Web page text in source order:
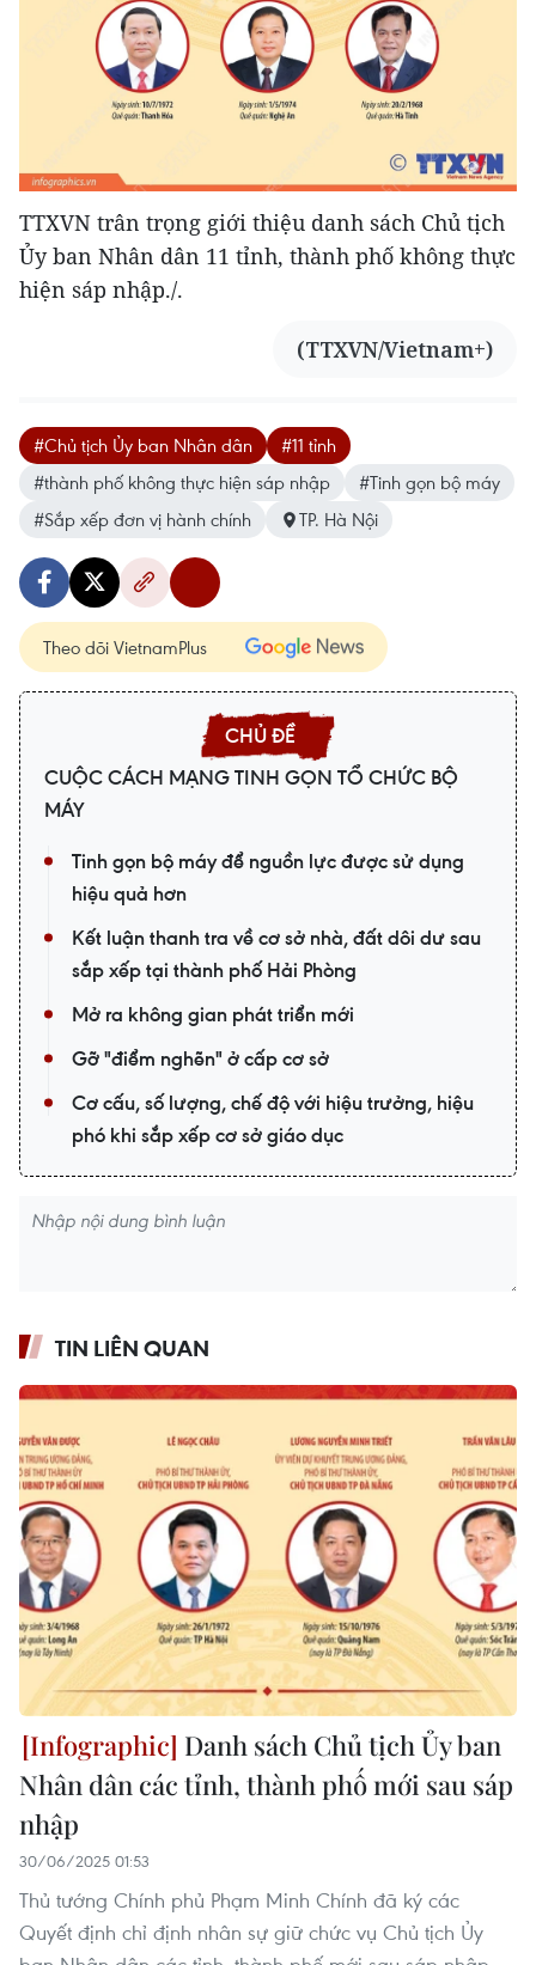
TTXVN trân trọng giới thiệu danh sách Chủ tịch
Ủy ban Nhân dân 11 tỉnh, thành phố không thực
hiện sáp nhập./.
(TTXVN/Vietnam+)
#Chủ tịch Ủy ban Nhân dân
#11 tỉnh
#thành phố không thực hiện sáp nhập
#Tinh gọn bộ máy
#Sắp xếp đơn vị hành chính
TP. Hà Nội
Theo dõi VietnamPlus
CUỘC CÁCH MẠNG TINH GỌN TỔ CHỨC BỘ
MÁY
Tinh gọn bộ máy để nguồn lực được sử dụng
hiệu quả hơn
Kết luận thanh tra về cơ sở nhà, đất dôi dư sau
sắp xếp tại thành phố Hải Phòng
Mở ra không gian phát triển mới
Gỡ "điểm nghẽn" ở cấp cơ sở
Cơ cấu, số lượng, chế độ với hiệu trưởng, hiệu
phó khi sắp xếp cơ sở giáo dục
TIN LIÊN QUAN
Danh sách Chủ tịch Ủy ban
Nhân dân các tỉnh, thành phố mới sau sáp
nhập
30/06/2025 01:53
Thủ tướng Chính phủ Phạm Minh Chính đã ký các
Quyết định chỉ định nhân sự giữ chức vụ Chủ tịch Ủy